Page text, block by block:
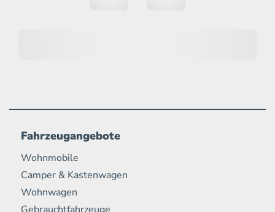
Fahrzeugangebote
Wohnmobile
Camper & Kastenwagen
Wohnwagen